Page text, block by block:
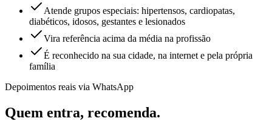
Atende grupos especiais: hipertensos, cardiopatas,
diabéticos, idosos, gestantes e lesionados
Vira referência acima da média na profissão
É reconhecido na sua cidade, na internet e pela própria
família
Depoimentos reais via WhatsApp
Quem entra, recomenda.